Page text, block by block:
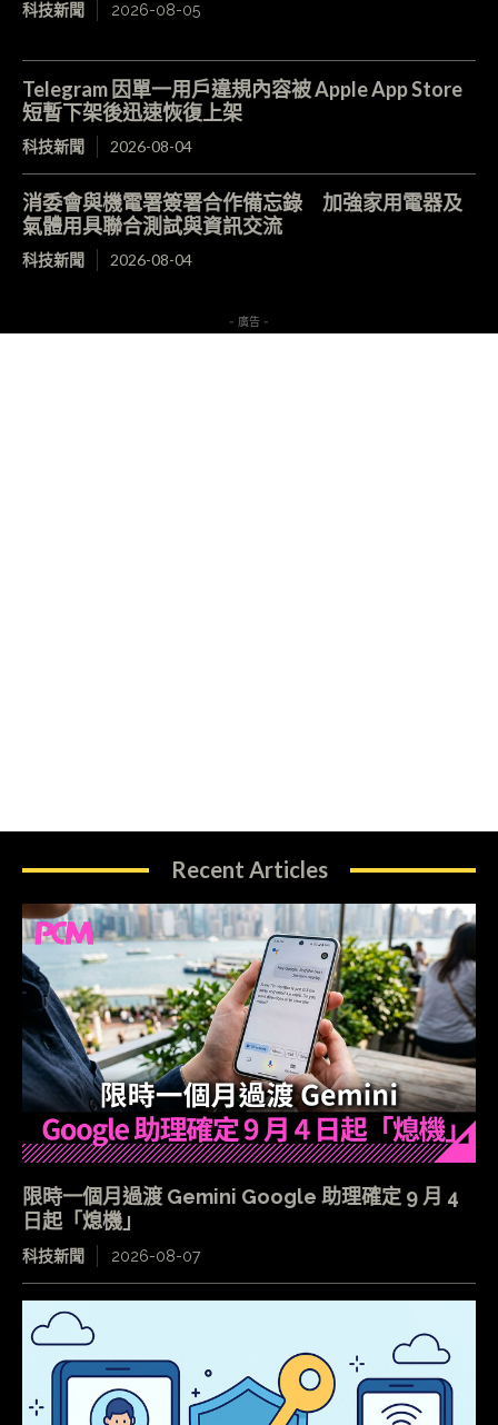
科技新聞 2026-08-05
Telegram 因單一用戶違規內容被 Apple App Store
短暫下架後迅速恢復上架
科技新聞 2026-08-04
消委會與機電署簽署合作備忘錄 加強家用電器及
氣體用具聯合測試與資訊交流
科技新聞 2026-08-04
- 廣告 -
Recent Articles
限時一個月過渡 Gemini Google 助理確定 9 月 4
日起「熄機」
科技新聞 2026-08-07